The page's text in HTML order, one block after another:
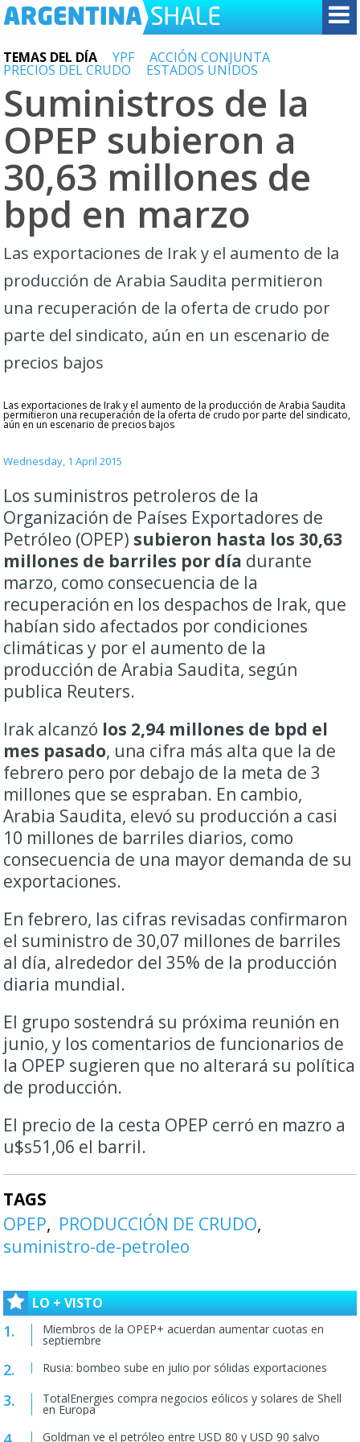
TEMAS DEL DÍA YPF ACCIÓN CONJUNTA
PRECIOS DEL CRUDO ESTADOS UNIDOS
Suministros de la
OPEP subieron a
30,63 millones de
bpd en marzo
Las exportaciones de Irak y el aumento de la
producción de Arabia Saudita permitieron
una recuperación de la oferta de crudo por
parte del sindicato, aún en un escenario de
precios bajos
Las exportaciones de Irak y el aumento de la producción de Arabia Saudita
permitieron una recuperación de la oferta de crudo por parte del sindicato,
aún en un escenario de precios bajos
Wednesday, 1 April 2015
Los suministros petroleros de la
Organización de Países Exportadores de
Petróleo (OPEP) subieron hasta los 30,63
millones de barriles por día durante
marzo, como consecuencia de la
recuperación en los despachos de Irak, que
habían sido afectados por condiciones
climáticas y por el aumento de la
producción de Arabia Saudita, según
publica Reuters.
Irak alcanzó los 2,94 millones de bpd el
mes pasado, una cifra más alta que la de
febrero pero por debajo de la meta de 3
millones que se espraban. En cambio,
Arabia Saudita, elevó su producción a casi
10 millones de barriles diarios, como
consecuencia de una mayor demanda de su
exportaciones.
En febrero, las cifras revisadas confirmaron
el suministro de 30,07 millones de barriles
al día, alrededor del 35% de la producción
diaria mundial.
El grupo sostendrá su próxima reunión en
junio, y los comentarios de funcionarios de
la OPEP sugieren que no alterará su política
de producción.
El precio de la cesta OPEP cerró en mazro a
u$s51,06 el barril.
TAGS
OPEP
PRODUCCIÓN DE CRUDO
suministro-de-petroleo
LO + VISTO
Miembros de la OPEP+ acuerdan aumentar cuotas en
septiembre
Rusia: bombeo sube en julio por sólidas exportaciones
TotalEnergies compra negocios eólicos y solares de Shell
en Europa
Goldman ve el petróleo entre USD 80 y USD 90 salvo